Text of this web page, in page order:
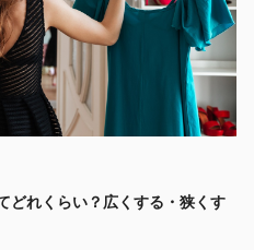
どれくらい？広くする・狭くす